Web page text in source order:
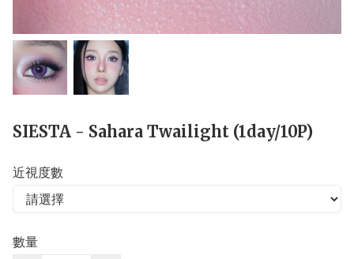
SIESTA - Sahara Twailight (1day/10P)
近視度數
數量